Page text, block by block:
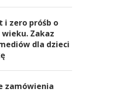
i zero próśb o
Zakaz
dla dzieci
zamówienia